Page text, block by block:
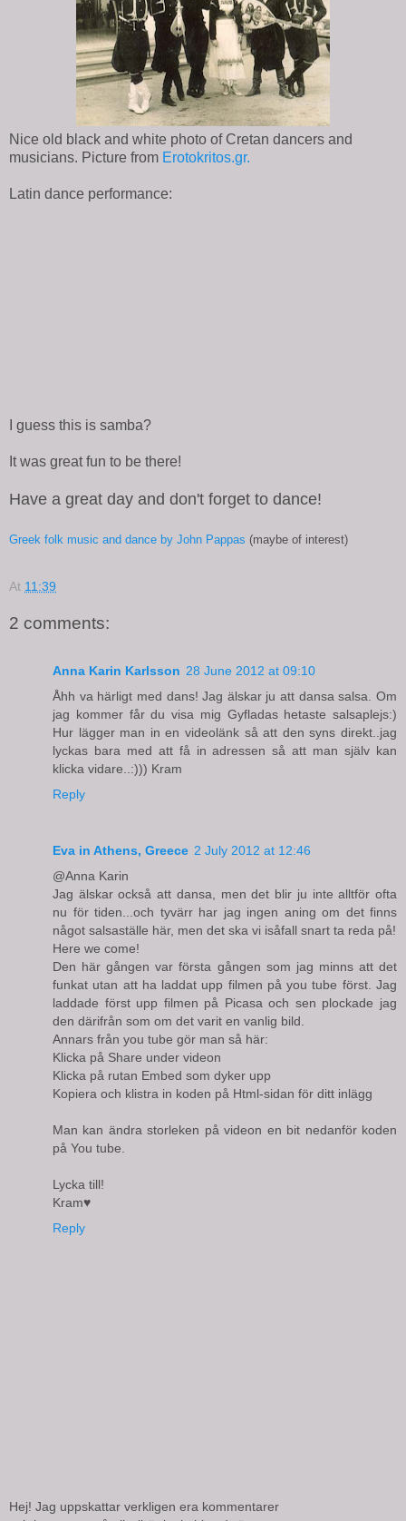
Nice old black and white photo of Cretan dancers and
musicians. Picture from Erotokritos.gr.
Latin dance performance:
I guess this is samba?
It was great fun to be there!
Have a great day and don't forget to dance!
Greek folk music and dance by John Pappas (maybe of interest)
At 11:39
2 comments:
Anna Karin Karlsson 28 June 2012 at 09:10
Åhh va härligt med dans! Jag älskar ju att dansa salsa. Om
jag kommer får du visa mig Gyfladas hetaste salsaplejs:)
Hur lägger man in en videolänk så att den syns direkt..jag
lyckas bara med att få in adressen så att man själv kan
klicka vidare..:))) Kram
Reply
Eva in Athens, Greece 2 July 2012 at 12:46
@Anna Karin
Jag älskar också att dansa, men det blir ju inte alltför ofta
nu för tiden...och tyvärr har jag ingen aning om det finns
något salsaställe här, men det ska vi isåfall snart ta reda på!
Here we come!
Den här gången var första gången som jag minns att det
funkat utan att ha laddat upp filmen på you tube först. Jag
laddade först upp filmen på Picasa och sen plockade jag
den därifrån som om det varit en vanlig bild.
Annars från you tube gör man så här:
Klicka på Share under videon
Klicka på rutan Embed som dyker upp
Kopiera och klistra in koden på Html-sidan för ditt inlägg
Man kan ändra storleken på videon en bit nedanför koden
på You tube.
Lycka till!
Kram♥
Reply
Hej! Jag uppskattar verkligen era kommentarer